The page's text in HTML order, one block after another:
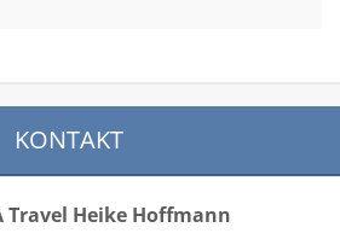
KONTAKT
Travel Heike Hoffmann